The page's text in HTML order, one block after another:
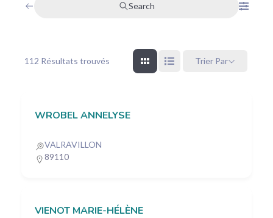
Search
112 Résultats trouvés Trier Par
WROBEL ANNELYSE
VALRAVILLON
89110
VIENOT MARIE-HÉLÈNE